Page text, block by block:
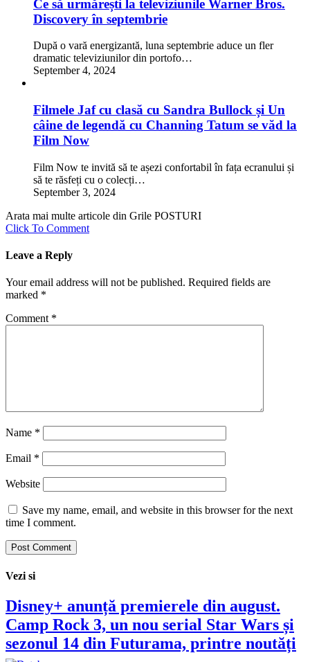
Ce să urmărești la televiziunile Warner Bros.
Discovery în septembrie
După o vară energizantă, luna septembrie aduce un fler
dramatic televiziunilor din portofo…
September 4, 2024
Filmele Jaf cu clasă cu Sandra Bullock și Un
câine de legendă cu Channing Tatum se văd la
Film Now
Film Now te invită să te așezi confortabil în fața ecranului și
să te răsfeți cu o colecți…
September 3, 2024
Arata mai multe articole din Grile POSTURI
Click To Comment
Leave a Reply
Your email address will not be published. Required fields are
marked *
Comment *
Name *
Email *
Website
Save my name, email, and website in this browser for the next
time I comment.
Vezi si
Disney+ anunță premierele din august.
Camp Rock 3, un nou serial Star Wars și
sezonul 14 din Futurama, printre noutăți